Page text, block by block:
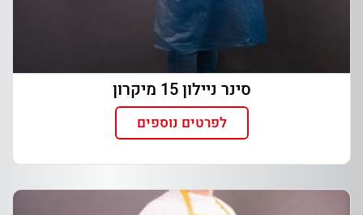
סינר ניילון 15 מיקרון
לפרטים נוספים